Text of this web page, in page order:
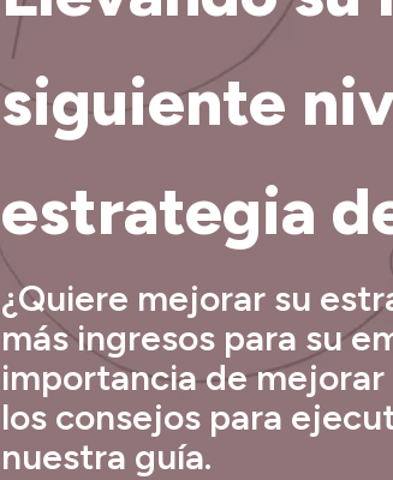
siguiente
estrategia
¿Quiere mejorar su
más ingresos para su
importancia de
los consejos para
nuestra guía.